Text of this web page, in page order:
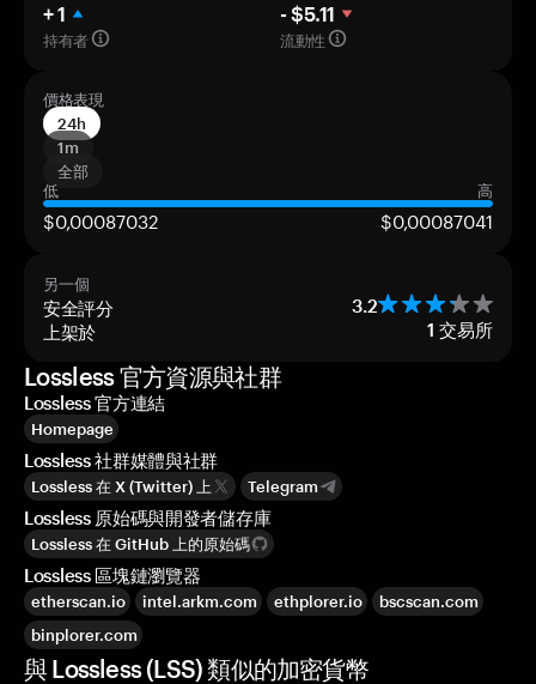
+ 1
持有者
- $5.11
流動性
價格表現
24h
1m
全部
低
高
$0,00087032 $0,00087041
另一個
安全評分 3.2
上架於 1 交易所
Lossless 官方資源與社群
Lossless 官方連結
Homepage
Lossless 社群媒體與社群
Lossless 在 X (Twitter) 上 Telegram
Lossless 原始碼與開發者儲存庫
Lossless 在 GitHub 上的原始碼
Lossless 區塊鏈瀏覽器
etherscan.io intel.arkm.com ethplorer.io
bscscan.com
binplorer.com
與 Lossless (LSS) 類似的加密貨幣